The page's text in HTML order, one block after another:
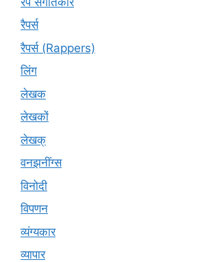
रैपर्स
रैपर्स (Rappers)
लिंग
लेखक
लेखकों
लेखक्
वनझनींग्स
विनोदी
विपणन
व्यंग्यकार
व्यापार